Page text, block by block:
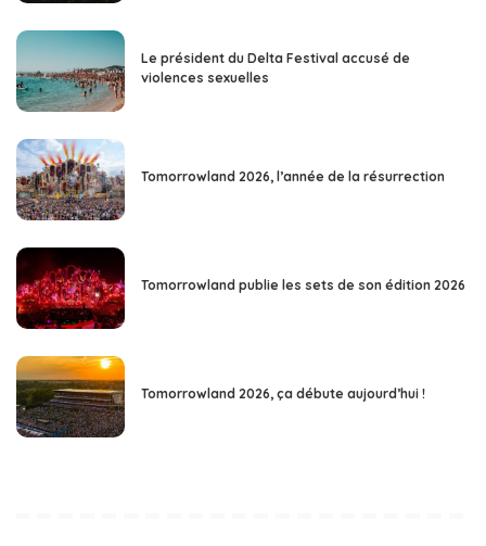
Le président du Delta Festival accusé de
violences sexuelles
Tomorrowland 2026, l’année de la résurrection
Tomorrowland publie les sets de son édition 2026
Tomorrowland 2026, ça débute aujourd’hui !